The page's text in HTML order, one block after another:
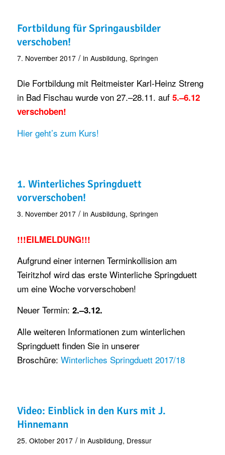
Fortbildung für Springausbilder
verschoben!
7. November 2017 / in Ausbildung, Springen
Die Fortbildung mit Reitmeister Karl-Heinz Streng
in Bad Fischau wurde von 27.–28.11. auf5.–6.12
verschoben!
Hier geht’s zum Kurs!
1. Winterliches Springduett
vorverschoben!
3. November 2017 / in Ausbildung, Springen
!!!EILMELDUNG!!!
Aufgrund einer internen Terminkollision am
Teiritzhof wird das erste Winterliche Springduett
um eine Woche vorverschoben!
Neuer Termin: 2.–3.12.
Alle weiteren Informationen zum winterlichen
Springduett finden Sie in unserer
Broschüre: Winterliches Springduett 2017/18
Video: Einblick in den Kurs mit J.
Hinnemann
25. Oktober 2017 / in Ausbildung, Dressur